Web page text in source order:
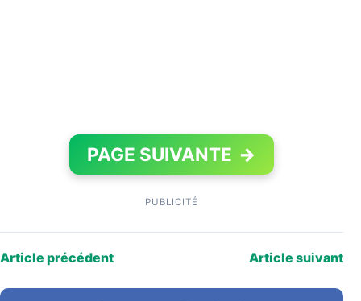
PAGE SUIVANTE →
PUBLICITÉ
Article précédent Article suivant